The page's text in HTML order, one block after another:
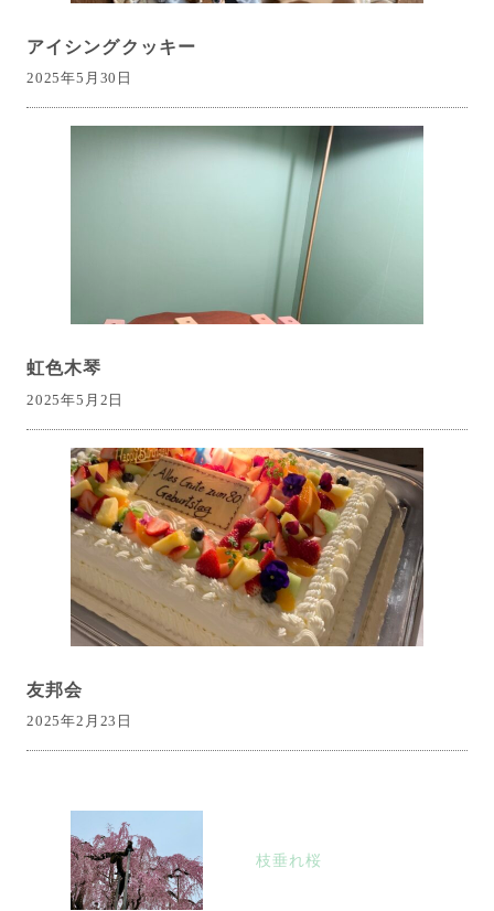
アイシングクッキー
2025年5月30日
虹色木琴
2025年5月2日
友邦会
2025年2月23日
枝垂れ桜